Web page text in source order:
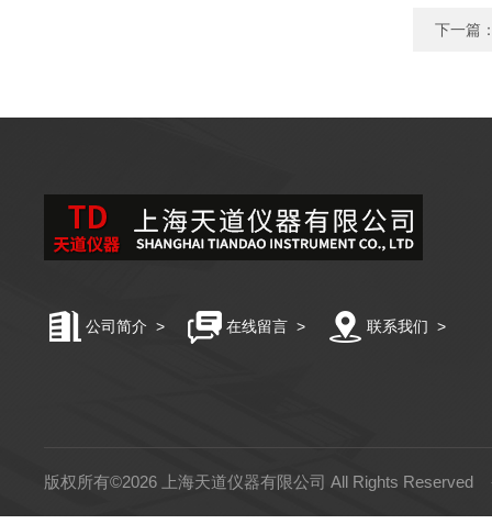
下一篇
公司简介 > 在线留言 > 联系我们 >
版权所有©2026 上海天道仪器有限公司 All Rights Reserved